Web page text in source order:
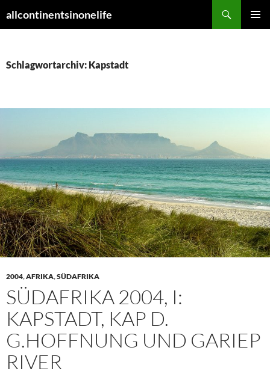
Inhalt
allcontinentsinonelife
Schlagwortarchiv: Kapstadt
2004,AFRIKA,SÜDAFRIKA
SÜDAFRIKA 2004, I:
KAPSTADT, KAP D.
G.HOFFNUNG UND GARIEP
RIVER